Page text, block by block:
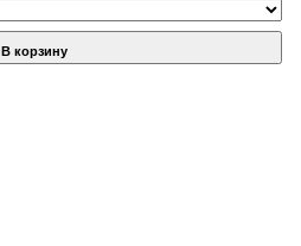
В корзину